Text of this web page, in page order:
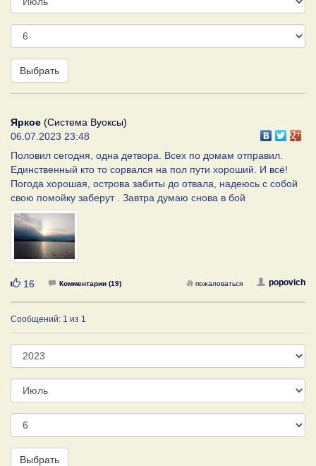
День
Выбрать
Яркое (Система Вуоксы)
06.07.2023 23:48
Половил сегодня, одна детвора. Всех по домам отправил.
Единственный кто то сорвался на пол пути хороший. И всё!
Погода хорошая, острова забиты до отвала, надеюсь с собой
свою помойку заберут . Завтра думаю снова в бой
Нравится
16 Комментарии (19) popovich
пожаловаться
Сообщений: 1 из 1
Год
Месяц
День
Выбрать